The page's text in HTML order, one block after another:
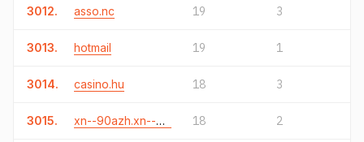
3012. asso.nc 19 3
3013. hotmail 19 1
3014. casino.hu 18 3
3015. xn--90azh.xn--90a3ac 18 2